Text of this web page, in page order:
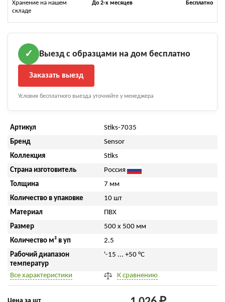
Хранение на нашем
складе
До 2-х месяцев Бесплатно
✓ Выезд с образцами на дом бесплатно
Заказать выезд
Условия бесплатного выезда уточняйте у менеджера
Артикул
Stiks-7035
Бренд
Sensor
Коллекция
Stiks
Страна изготовитель
Россия
Толщина
7 мм
Количество в упаковке
10 шт
Материал
ПВХ
Размер
500 x 500 мм
Количество м² в уп
2.5
Рабочий диапазон
температур
'-15 ... +50 °С
Все характеристики К сравнению